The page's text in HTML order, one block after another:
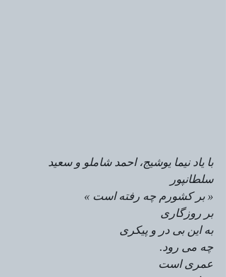
با یاد نیما یوشیج، احمد شاملو و سعید
سلطانپور
« بر کشورم چه رفته است »
بر روزگاری
به این بی در و پیکری
چه می رود.
عمری است